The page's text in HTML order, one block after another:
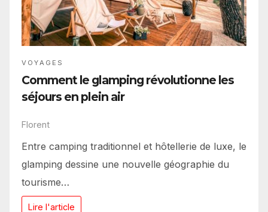
VOYAGES
Comment le glamping révolutionne les
séjours en plein air
Florent
Entre camping traditionnel et hôtellerie de luxe, le
glamping dessine une nouvelle géographie du
tourisme…
Lire l'article